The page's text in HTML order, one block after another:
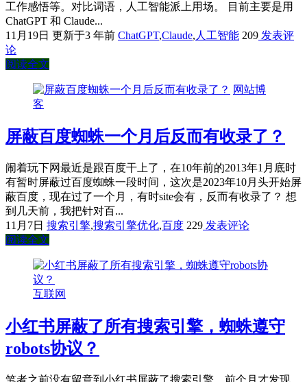
工作感悟等。对比词语，人工智能派上用场。 目前主要是用
ChatGPT 和 Claude...
11月19日 更新于3 年前 ChatGPT,Claude,人工智能 209 发表评
论
阅读全文
网站博
客
屏蔽百度蜘蛛一个月后反而有收录了？
闹着玩下网最近是跟百度干上了，在10年前的2013年1月底时
有暂时屏蔽过百度蜘蛛一段时间，这次是2023年10月头开始屏
蔽百度，现在过了一个月，有时site会有，反而有收录了？ 想
到几天前，我把针对百...
11月7日 搜索引擎,搜索引擎优化,百度 229 发表评论
阅读全文
互联网
小红书屏蔽了所有搜索引擎，蜘蛛遵守
robots协议？
笔者之前没有留意到小红书屏蔽了搜索引擎，前个月才发现，